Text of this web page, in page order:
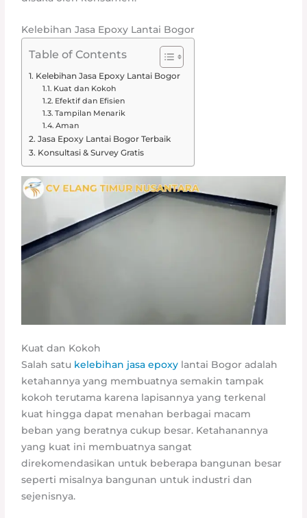
Kelebihan Jasa Epoxy Lantai Bogor
Table of Contents
Kelebihan Jasa Epoxy Lantai Bogor
Kuat dan Kokoh
Efektif dan Efisien
Tampilan Menarik
Aman
Jasa Epoxy Lantai Bogor Terbaik
Konsultasi & Survey Gratis
Kuat dan Kokoh
Salah satu kelebihan jasa epoxy lantai Bogor adalah
ketahannya yang membuatnya semakin tampak
kokoh terutama karena lapisannya yang terkenal
kuat hingga dapat menahan berbagai macam
beban yang beratnya cukup besar. Ketahanannya
yang kuat ini membuatnya sangat
direkomendasikan untuk beberapa bangunan besar
seperti misalnya bangunan untuk industri dan
sejenisnya.